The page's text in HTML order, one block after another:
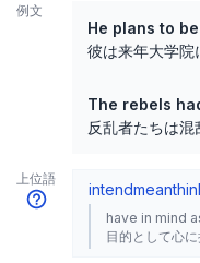
例文
He plans to
彼は来年大学院
The rebels
反乱者たちは
上位語
intendmean
have in mind
目的として心に